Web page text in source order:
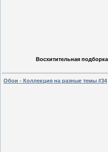
Восхитительная
Обои - Коллекция на разные темы #34